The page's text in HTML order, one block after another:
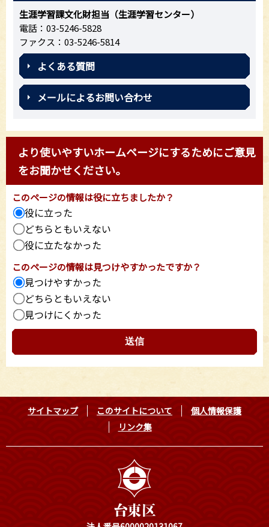
生涯学習課文化財担当（生涯学習センター）
電話：03-5246-5828
ファクス：03-5246-5814
よくある質問
メールによるお問い合わせ
より使いやすいホームページにするためにご意見
をお聞かせください。
このページの情報は役に立ちましたか？
役に立った
どちらともいえない
役に立たなかった
このページの情報は見つけやすかったですか？
見つけやすかった
どちらともいえない
見つけにくかった
サイトマップ このサイトについて
個人情報保護
リンク集